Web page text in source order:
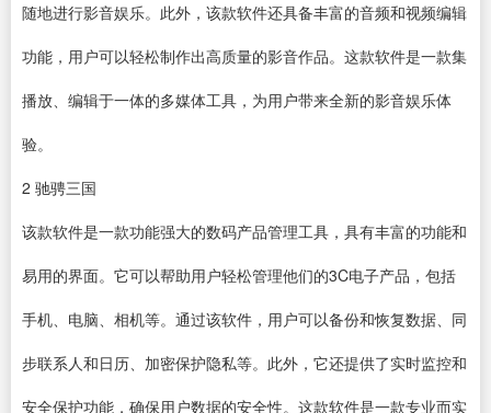
随地进行影音娱乐。此外，该款软件还具备丰富的音频和视频编辑
功能，用户可以轻松制作出高质量的影音作品。这款软件是一款集
播放、编辑于一体的多媒体工具，为用户带来全新的影音娱乐体
验。
2 驰骋三国
该款软件是一款功能强大的数码产品管理工具，具有丰富的功能和
易用的界面。它可以帮助用户轻松管理他们的3C电子产品，包括
手机、电脑、相机等。通过该软件，用户可以备份和恢复数据、同
步联系人和日历、加密保护隐私等。此外，它还提供了实时监控和
安全保护功能，确保用户数据的安全性。这款软件是一款专业而实